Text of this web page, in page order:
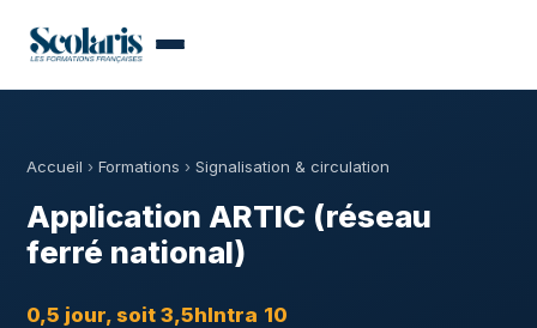
Accueil › Formations › Signalisation & circulation
Application ARTIC (réseau
ferré national)
0,5 jour, soit 3,5hIntra 10